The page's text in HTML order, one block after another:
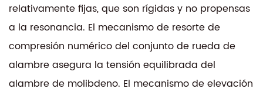
relativamente fijas, que son rígidas y no propensas
a la resonancia. El mecanismo de resorte de
compresión numérico del conjunto de rueda de
alambre asegura la tensión equilibrada del
alambre de molibdeno. El mecanismo de elevación